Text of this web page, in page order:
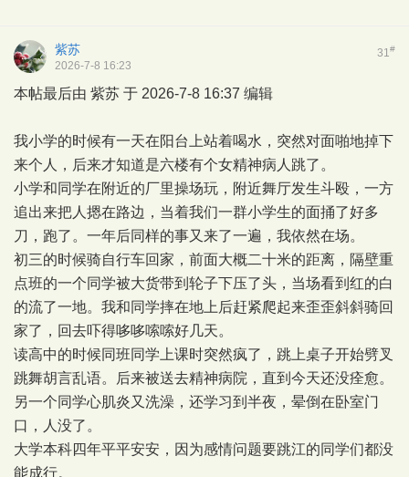
31#
紫苏
2026-7-8 16:23
本帖最后由 紫苏 于 2026-7-8 16:37 编辑
我小学的时候有一天在阳台上站着喝水，突然对面啪地掉下
来个人，后来才知道是六楼有个女精神病人跳了。
小学和同学在附近的厂里操场玩，附近舞厅发生斗殴，一方
追出来把人摁在路边，当着我们一群小学生的面捅了好多
刀，跑了。一年后同样的事又来了一遍，我依然在场。
初三的时候骑自行车回家，前面大概二十米的距离，隔壁重
点班的一个同学被大货带到轮子下压了头，当场看到红的白
的流了一地。我和同学摔在地上后赶紧爬起来歪歪斜斜骑回
家了，回去吓得哆哆嗦嗦好几天。
读高中的时候同班同学上课时突然疯了，跳上桌子开始劈叉
跳舞胡言乱语。后来被送去精神病院，直到今天还没痊愈。
另一个同学心肌炎又洗澡，还学习到半夜，晕倒在卧室门
口，人没了。
大学本科四年平平安安，因为感情问题要跳江的同学们都没
能成行。